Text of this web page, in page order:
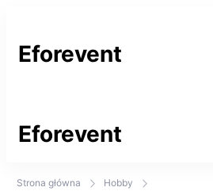
Eforevent
Eforevent
Najświeższe informacje
Strona główna
Hobby